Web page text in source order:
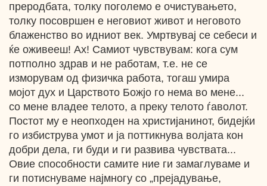
преродбата, толку поголемо е очистувањето,
толку посовршен е неговиот живот и неговото
блаженство во идниот век. Умртвувај се себеси и
ќе оживееш! Ах! Самиот чувствувам: кога сум
потполно здрав и не работам, т.е. не се
изморувам од физичка работа, тогаш умира
мојот дух и Царството Божјо го нема во мене...
со мене владее телото, а преку телото ѓаволот.
Постот му е неопходен на христијанинот, бидејќи
го избиструва умот и ја поттикнува волјата кон
добри дела, ги буди и ги развива чувствата...
Овие способности самите ние ги замаглуваме и
ги потиснуваме најмногу со „прејадување,